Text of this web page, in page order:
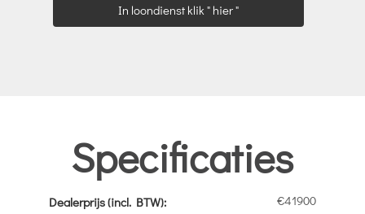
In loondienst klik " hier "
Specificaties
Dealerprijs (incl. BTW): €41900